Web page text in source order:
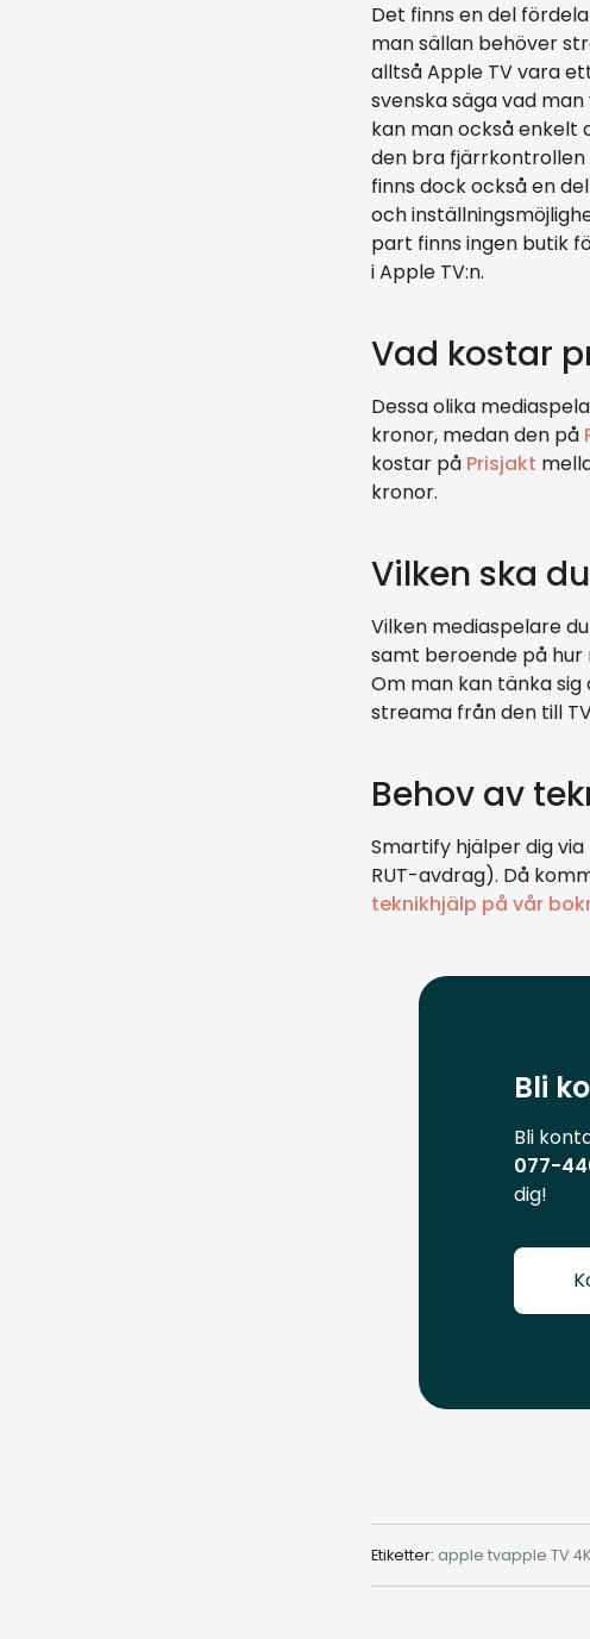
Det finns en del
man sällan behöver
alltså Apple TV vara
svenska säga vad
kan man också
den bra
finns dock också en
och
part finns ingen butik
i Apple TV:n.
Vad kostar
Dessa olika
kronor, medan den på
kostar på Prisjakt
kronor.
Vilken ska
Vilken mediaspelare
samt beroende på hur
Om man kan tänka
streama från den till
Behov av
Smartify hjälper dig
RUT-avdrag). Då
teknikhjälp på vår
Bli
Bli
077-
dig!
Etiketter: apple tvapple TV 4K